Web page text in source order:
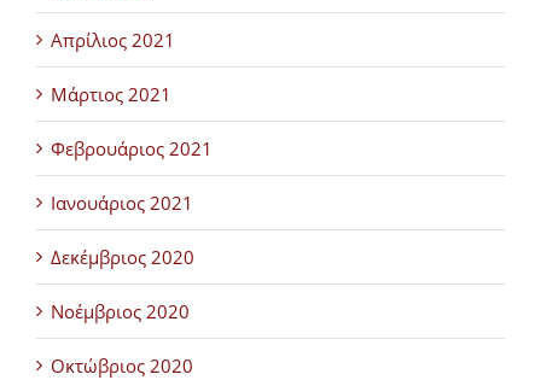
Απρίλιος 2021
Μάρτιος 2021
Φεβρουάριος 2021
Ιανουάριος 2021
Δεκέμβριος 2020
Νοέμβριος 2020
Οκτώβριος 2020